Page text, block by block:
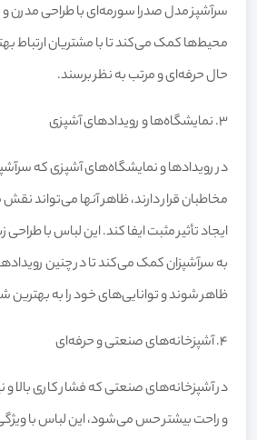
سرآشپز مدل صدرا سورمه‌ای با طراحی مدرن و
محیط‌ها کمک می‌کند تا با مشتریان ارتباط
حال حرفه‌ای و مرتب به نظر برسند.
3. نمایشگاه‌ها و رویدادهای آشپزی
در رویدادها و نمایشگاه‌های آشپزی که
مخاطبان قرار دارند، ظاهر آنها می‌تواند
ایجاد تأثیر مثبت ایفا کند. این لباس با
به سرآشپزان کمک می‌کند تا در چنین
ظاهر شوند و توانایی‌های خود را به
4. آشپزخانه‌های صنعتی و حرفه‌ای
در آشپزخانه‌های صنعتی که فشار کاری بالا و
و راحت بیشتر حس می‌شود، این لباس با